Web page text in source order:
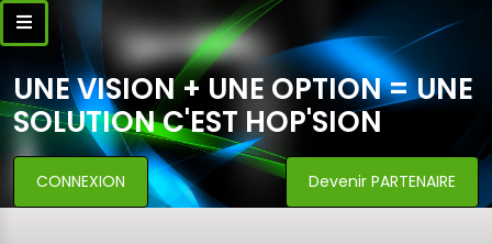
UNE VISION + UNE OPTION = UNE
SOLUTION C'EST HOP'SION
CONNEXION Devenir PARTENAIRE